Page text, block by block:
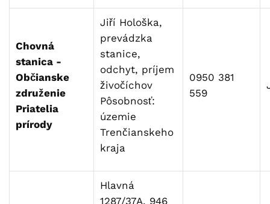
Chovná
stanica -
Občianske
združenie
Priatelia
prírody
Jiří Hološka,
prevádzka
stanice,
odchyt, príjem
živočíchov
Pôsobnosť:
územie
Trenčianskeho
kraja
0950 381
559
Hlavná
1287/37A, 946